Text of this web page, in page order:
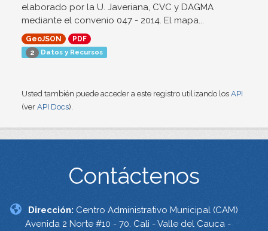
elaborado por la U. Javeriana, CVC y DAGMA
mediante el convenio 047 - 2014. El mapa...
GeoJSON
PDF
2 Datos y Recursos
Usted también puede acceder a este registro utilizando los API
(ver API Docs).
Contáctenos
Dirección: Centro Administrativo Municipal (CAM)
Avenida 2 Norte #10 - 70. Cali - Valle del Cauca -